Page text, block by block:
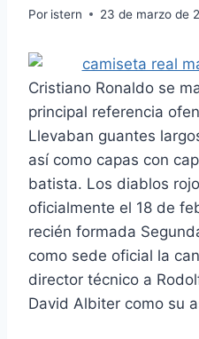
Por istern 23 de marzo de
Cristiano Ronaldo se
principal referencia
Llevaban guantes
así como capas con
batista. Los diablos
oficialmente el 18 de
recién formada
como sede oficial la
director técnico a
David Albiter como su